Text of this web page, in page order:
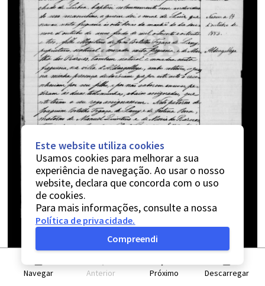
Navegar Anterior Próximo Descarregar
Este website utiliza cookies
Usamos cookies para melhorar a sua
experiência de navegação. Ao usar o nosso
website, declara que concorda com o uso
de cookies.
Para mais informações, consulte a nossa
Política de privacidade.
Compreendi